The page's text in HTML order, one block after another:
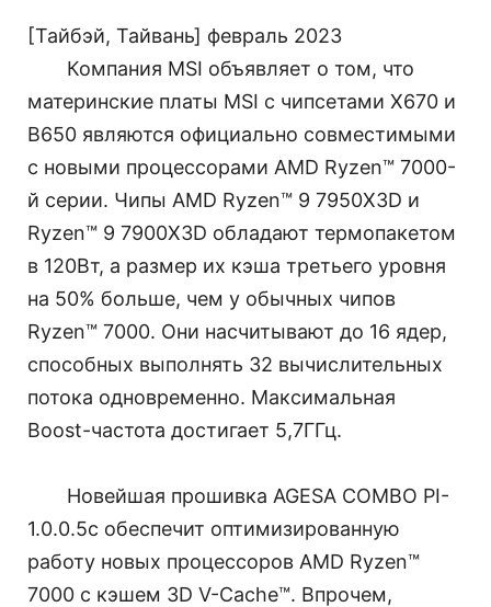
[Тайбэй, Тайвань] февраль 2023
Компания MSI объявляет о том, что
материнские платы MSI с чипсетами X670 и
B650 являются официально совместимыми
с новыми процессорами AMD Ryzen™ 7000-
й серии. Чипы AMD Ryzen™ 9 7950X3D и
Ryzen™ 9 7900X3D обладают термопакетом
в 120Вт, а размер их кэша третьего уровня
на 50% больше, чем у обычных чипов
Ryzen™ 7000. Они насчитывают до 16 ядер,
способных выполнять 32 вычислительных
потока одновременно. Максимальная
Boost-частота достигает 5,7ГГц.
Новейшая прошивка AGESA COMBO PI-
1.0.0.5c обеспечит оптимизированную
работу новых процессоров AMD Ryzen™
7000 с кэшем 3D V-Cache™. Впрочем,